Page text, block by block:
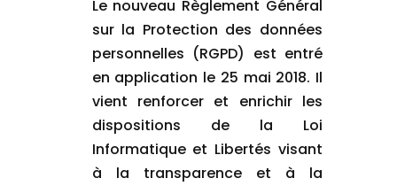
Le nouveau Règlement Général
sur la Protection des données
personnelles (RGPD) est entré
en application le 25 mai 2018. Il
vient renforcer et enrichir les
dispositions de la Loi
Informatique et Libertés visant
à la transparence et à la